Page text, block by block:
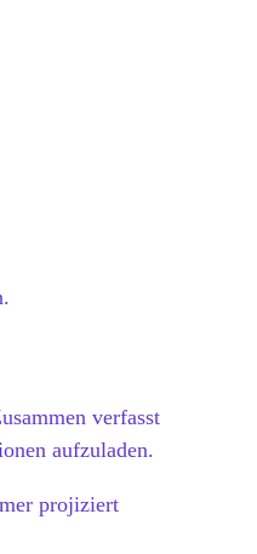
verfasst
aufzuladen.
projiziert